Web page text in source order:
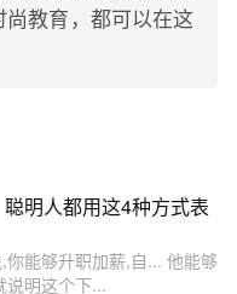
教育，都可以在这
明人都用这4种方式表
能够升职加薪,自... 他能够
说明这个下...